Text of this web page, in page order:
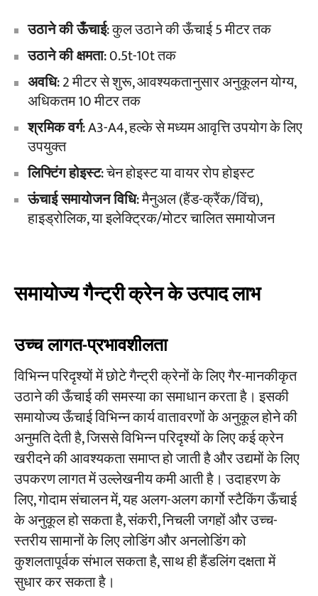
उठाने की ऊँचाई: कुल उठाने की ऊँचाई 5 मीटर तक
उठाने की क्षमता: 0.5t-10t तक
अवधि: 2 मीटर से शुरू, आवश्यकतानुसार अनुकूलन योग्य,
अधिकतम 10 मीटर तक
श्रमिक वर्ग: A3-A4, हल्के से मध्यम आवृत्ति उपयोग के लिए
उपयुक्त
लिफ्टिंग होइस्ट: चेन होइस्ट या वायर रोप होइस्ट
ऊंचाई समायोजन विधि: मैनुअल (हैंड-क्रैंक/विंच),
हाइड्रोलिक, या इलेक्ट्रिक/मोटर चालित समायोजन
समायोज्य गैन्ट्री क्रेन के उत्पाद लाभ
उच्च लागत-प्रभावशीलता
विभिन्न परिदृश्यों में छोटे गैन्ट्री क्रेनों के लिए गैर-मानकीकृत
उठाने की ऊँचाई की समस्या का समाधान करता है। इसकी
समायोज्य ऊँचाई विभिन्न कार्य वातावरणों के अनुकूल होने की
अनुमति देती है, जिससे विभिन्न परिदृश्यों के लिए कई क्रेन
खरीदने की आवश्यकता समाप्त हो जाती है और उद्यमों के लिए
उपकरण लागत में उल्लेखनीय कमी आती है। उदाहरण के
लिए, गोदाम संचालन में, यह अलग-अलग कार्गो स्टैकिंग ऊँचाई
के अनुकूल हो सकता है, संकरी, निचली जगहों और उच्च-
स्तरीय सामानों के लिए लोडिंग और अनलोडिंग को
कुशलतापूर्वक संभाल सकता है, साथ ही हैंडलिंग दक्षता में
सुधार कर सकता है।